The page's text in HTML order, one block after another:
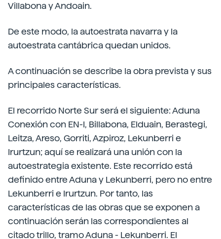
Villabona y Andoain.
De este modo, la autoestrata navarra y la
autoestrata cantábrica quedan unidos.
A continuación se describe la obra prevista y sus
principales características.
El recorrido Norte Sur será el siguiente: Aduna
Conexión con EN-I, Billabona, Elduain, Berastegi,
Leitza, Areso, Gorriti, Azpiroz, Lekunberri e
Irurtzun; aquí se realizará una unión con la
autoestrategia existente. Este recorrido está
definido entre Aduna y Lekunberri, pero no entre
Lekunberri e Irurtzun. Por tanto, las
características de las obras que se exponen a
continuación serán las correspondientes al
citado trillo, tramo Aduna - Lekunberri. El